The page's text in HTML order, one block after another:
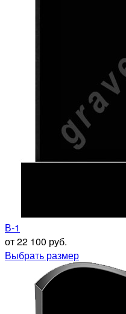
В-1
от 22 100 руб.
Выбрать размер